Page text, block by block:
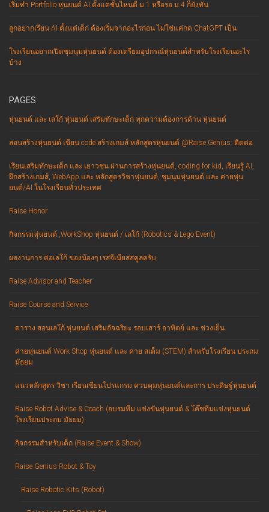
เริ่มทำ Portfolio หุ่นยนต์ AI ตั้งแต่ชั้นไหนดี ม.1 หรือรอ ม.4 ก็ยังทัน
ลูกอยากเรียน AI ตั้งแต่เด็ก ต้องเริ่มจากอะไรก่อน ไม่ใช่แค่กด ChatGPT เป็น
โรงเรียนอยากเปิดชุมนุมหุ่นยนต์ ต้องเตรียมอุปกรณ์หุ่นยนต์สำหรับโรงเรียนอะไร
บ้าง
PAGES
หุ่นยนต์ และ เลโก้ หุ่นยนต์ เสริมทักษะเด็ก ทุกความต้องการด้าน หุ่นยนต์
สอนสร้างหุ่นยนต์ เขียน code สร้างเกมส์ หลักสูตรหุ่นยนต์ @Raise Genius: ติดต่อ
เรียนเสริมทักษะเด็ก และ เยาวชน ผ่านการสร้างหุ่นยนต์, coding for kid, เรียนรู้ AI,
ฝึกสร้างเกมส์, WebApp และ หลักสูตรวิชาหุ่นยนต์, ชุมนุมหุ่นยนต์ และ ค่ายหุ่น
ยนต์/AI ในโรงเรียนทั่วประเทศ
Raise Honor
กิจกรรมหุ่นยนต์ ,WorkShop หุ่นยนต์ / เลโก้ (Robotics & Lego Event)
ผลงานการ ต่อเลโก้ ของน้องๆ เรสจีเนียสสคูลครับ
Raise Advisor and Teacher
Raise Course and Service
ตาราง สอนเลโก้ หุ่นยนต์ เสริมอัจฉริยะ รอบเสาร์ อาทิตย์ และ ช่วงเย็น
ค่ายหุ่นยนต์ Work Shop หุ่นยนต์ และ ค่าย สเต็ม (STEM) สำหรับโรงเรียน ประถม
มัธยม
แนวหลักสูตร วิชา เรียนเขียนโปรแกรม ควบคุมหุ่นยนต์และการ ประดิษฐ์หุ่นยนต์
Raise Robot Advise & Coach (อบรมทีม แข่งขันหุ่นยนต์ & โค๊ชทีมแข่งหุ่นยนต์
โรงเรียนประถม มัธยม)
กิจกรรมสำหรับเด็ก (Raise Event & Show)
Raise Genius Robot & Toy
Raise Robotic Kits (Robot)